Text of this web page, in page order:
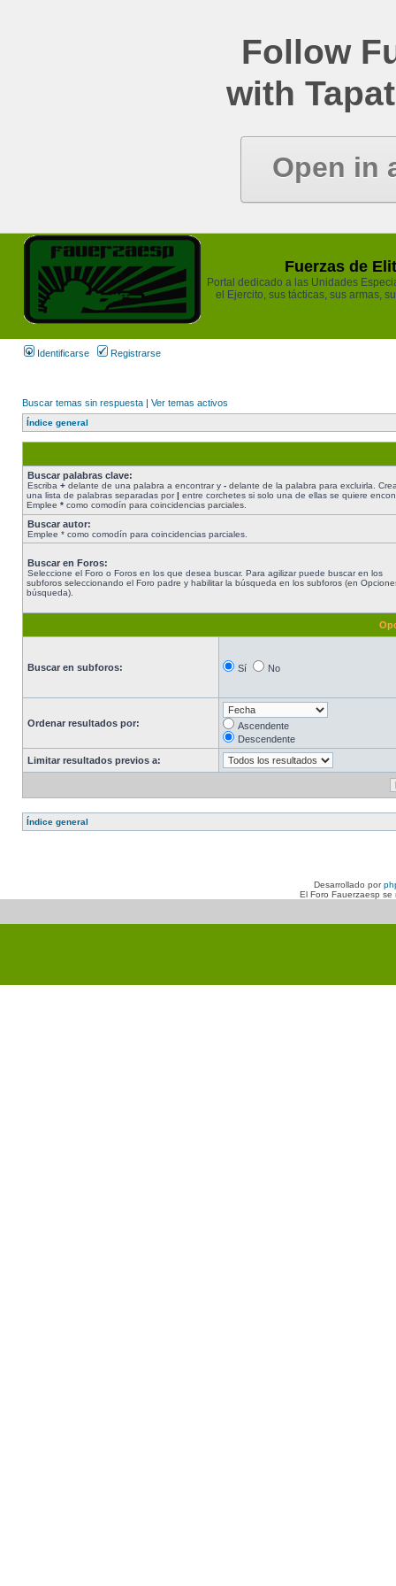
Follow
with
Open in
Fuerzas de
Portal dedicado a las Unidades
el Ejercito, sus tácticas, sus armas,
Identificarse Registrarse
Buscar temas sin respuesta | Ver temas activos
Índice general
Buscar palabras clave:
Escriba + delante de una palabra a encontrar y - delante de la palabra para excluirla.
una lista de palabras separadas por| entre corchetes si solo una de ellas se quiere
Emplee * como comodín para coincidencias parciales.
Buscar autor:
Emplee * como comodín para coincidencias parciales.
Buscar en Foros:
Seleccione el Foro o Foros en los que desea buscar. Para agilizar puede buscar en los
subforos seleccionando el Foro padre y habilitar la búsqueda en los subforos (en
búsqueda).
Buscar en subforos: Sí No
Ordenar resultados por:
Ascendente
Descendente
Limitar resultados previos a:
Índice general
Desarrollado por
El Foro Fauerzaesp